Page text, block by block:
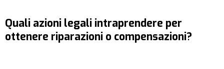
Quali azioni legali intraprendere per
ottenere riparazioni o compensazioni?